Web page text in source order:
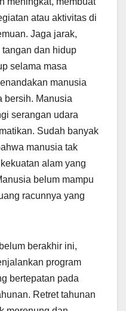
atau aktivitas di
Jaga jarak,
tangan dan hidup
selama masa
manusia
bersih. Manusia
serangan udara
Sudah banyak
manusia tak
alam yang
belum mampu
racunnya yang
berakhir ini,
program
bertepatan pada
Retret tahunan